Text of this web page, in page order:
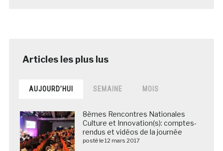
AUJOURD’HUI SEMAINE MOIS
8èmes Rencontres Nationales
Culture et Innovation(s): comptes-
rendus et vidéos de la journée
posté le 12 mars 2017